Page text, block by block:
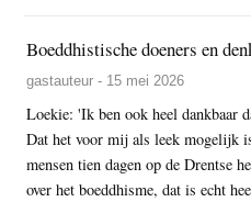
Boeddhistische doeners en
gastauteur - 15 mei 2026
Loekie: 'Ik ben ook heel dankbaar
Dat het voor mij als leek mogelijk
mensen tien dagen op de Drentse
over het boeddhisme, dat is echt